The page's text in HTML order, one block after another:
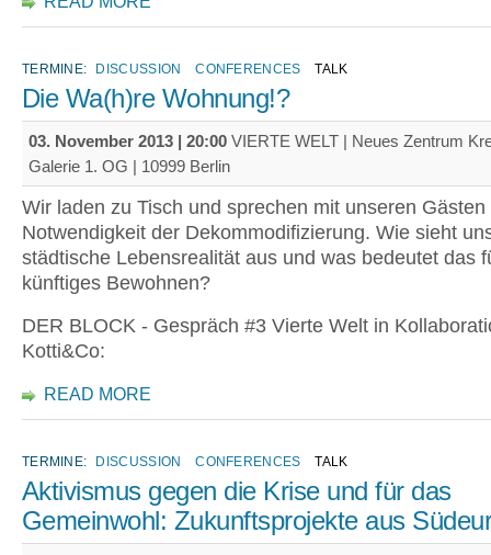
TERMINE: DISCUSSION CONFERENCES TALK
Die Wa(h)re Wohnung!?
03. November 2013 | 20:00 VIERTE WELT | Neues Zentrum
Galerie 1. OG | 10999 Berlin
Wir laden zu Tisch und sprechen mit unseren Gästen
Notwendigkeit der Dekommodifizierung. Wie sieht
städtische Lebensrealität aus und was bedeutet das
künftiges Bewohnen?
DER BLOCK - Gespräch #3 Vierte Welt in
Kotti&Co:
READ MORE
TERMINE: DISCUSSION CONFERENCES TALK
Aktivismus gegen die Krise und für das
Gemeinwohl: Zukunftsprojekte aus